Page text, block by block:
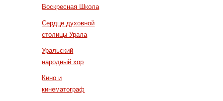
Воскресная Школа
Сердце духовной
столицы Урала
Уральский
народный хор
Кино и
кинематограф